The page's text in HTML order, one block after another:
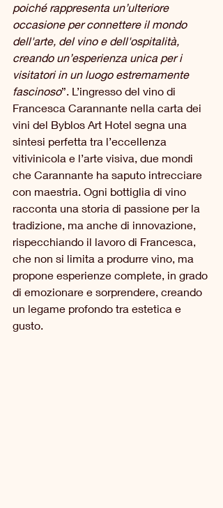
poiché rappresenta un’ulteriore
occasione per connettere il mondo
dell'arte, del vino e dell'ospitalità,
creando un’esperienza unica per i
visitatori in un luogo estremamente
fascinoso”. L’ingresso del vino di
Francesca Carannante nella carta dei
vini del Byblos Art Hotel segna una
sintesi perfetta tra l’eccellenza
vitivinicola e l’arte visiva, due mondi
che Carannante ha saputo intrecciare
con maestria. Ogni bottiglia di vino
racconta una storia di passione per la
tradizione, ma anche di innovazione,
rispecchiando il lavoro di Francesca,
che non si limita a produrre vino, ma
propone esperienze complete, in grado
di emozionare e sorprendere, creando
un legame profondo tra estetica e
gusto.